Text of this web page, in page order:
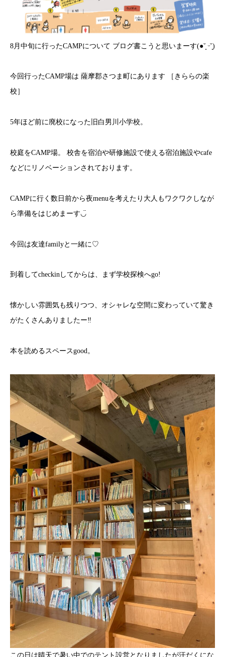
8月中旬に行ったCAMPについて ブログ書こうと思いまーす(●˘͈ ᵕ˘͈)
今回行ったCAMP場は 薩摩郡さつま町にあります ［きららの楽
校］
5年ほど前に廃校になった旧白男川小学校。
校庭をCAMP場。 校舎を宿泊や研修施設で使える宿泊施設やcafe
などにリノベーションされております。
CAMPに行く数日前から夜menuを考えたり大人もワクワクしなが
ら準備をはじめまーす◡̈
今回は友達familyと一緒に♡
到着してcheckinしてからは、まず学校探検へgo!
懐かしい雰囲気も残りつつ、オシャレな空間に変わっていて驚き
がたくさんありましたー‼︎
本を読めるスペースgood。
この日は晴天で暑い中でのテント設営となりましたが汗だくにな